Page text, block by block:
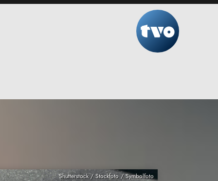
Shutterstock / Stockfoto / Symbolfoto